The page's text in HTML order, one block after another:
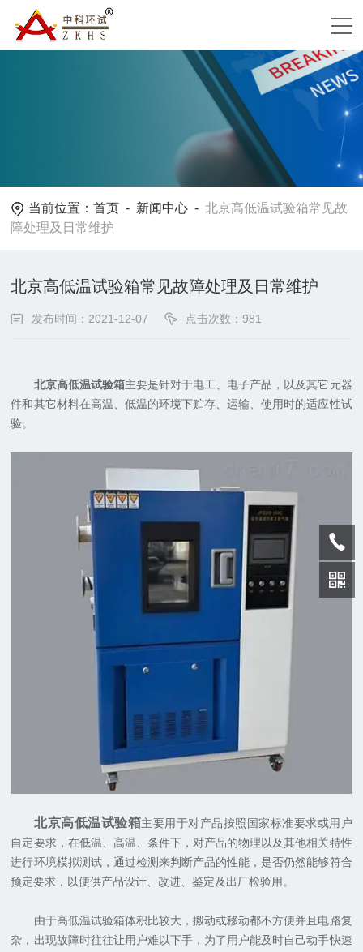
当前位置：首页 - 新闻中心 -北京高低温试验箱常见故
障处理及日常维护
北京高低温试验箱常见故障处理及日常维护
发布时间：2021-12-07 点击次数：981
北京高低温试验箱主要是针对于电工、电子产品，以及其它元器
件和其它材料在高温、低温的环境下贮存、运输、使用时的适应性试
验。
北京高低温试验箱主要用于对产品按照国家标准要求或用户
自定要求，在低温、高温、条件下，对产品的物理以及其他相关特性
进行环境模拟测试，通过检测来判断产品的性能，是否仍然能够符合
预定要求，以便供产品设计、改进、鉴定及出厂检验用。
由于高低温试验箱体积比较大，搬动或移动都不方便并且电路复
杂，出现故障时往往让用户难以下手，为了用户能及时自己动手快速